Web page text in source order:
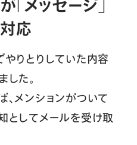
メッセージ」
応
やりとりしていた内容
た。
、メンションがついて
としてメールを受け取